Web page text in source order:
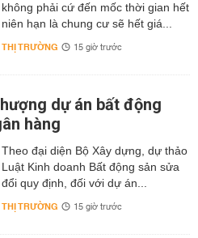
không phải cứ đến mốc thời gian hết
niên hạn là chung cư sẽ hết giá...
THỊ TRƯỜNG 15 giờ trước
dự án bất động
hàng
Theo đại diện Bộ Xây dựng, dự thảo
Luật Kinh doanh Bất động sản sửa
đổi quy định, đối với dự án...
THỊ TRƯỜNG 15 giờ trước